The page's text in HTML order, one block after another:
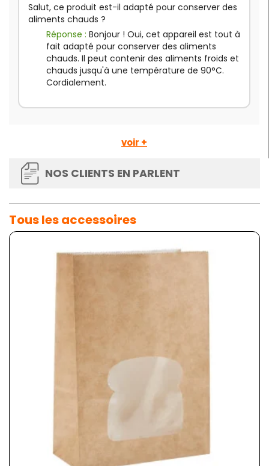
Salut, ce produit est-il adapté pour conserver des
aliments chauds ?
Réponse : Bonjour ! Oui, cet appareil est tout à
fait adapté pour conserver des aliments
chauds. Il peut contenir des aliments froids et
chauds jusqu'à une température de 90°C.
Cordialement.
voir +
NOS CLIENTS EN PARLENT
Tous les accessoires